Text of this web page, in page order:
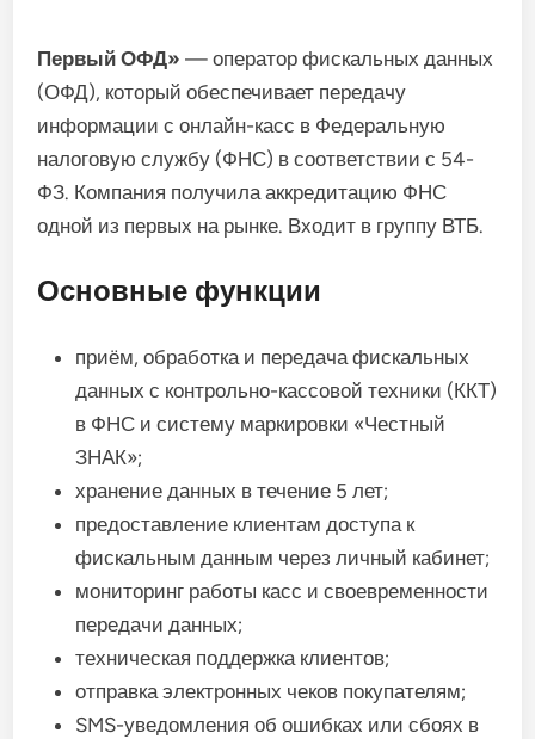
Первый ОФД» — оператор фискальных данных
(ОФД), который обеспечивает передачу
информации с онлайн-касс в Федеральную
налоговую службу (ФНС) в соответствии с 54-
ФЗ. Компания получила аккредитацию ФНС
одной из первых на рынке. Входит в группу ВТБ.
Основные функции
приём, обработка и передача фискальных
данных с контрольно-кассовой техники (ККТ)
в ФНС и систему маркировки «Честный
ЗНАК»;
хранение данных в течение 5 лет;
предоставление клиентам доступа к
фискальным данным через личный кабинет;
мониторинг работы касс и своевременности
передачи данных;
техническая поддержка клиентов;
отправка электронных чеков покупателям;
SMS-уведомления об ошибках или сбоях в